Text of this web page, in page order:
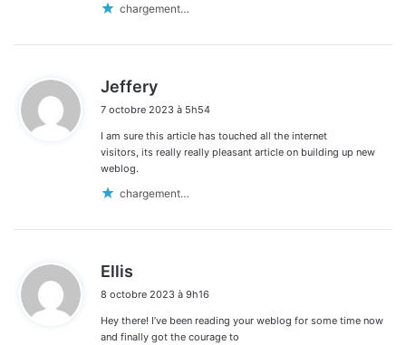
chargement…
Jeffery
t
:
7 octobre 2023 à 5h54
I am sure this article has touched all the internet
visitors, its really really pleasant article on building up new
weblog.
chargement…
Ellis
t
:
8 octobre 2023 à 9h16
Hey there! I’ve been reading your weblog for some time now
and finally got the courage to